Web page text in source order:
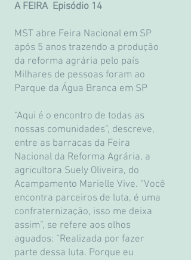
A FEIRA Episódio 14
MST abre Feira Nacional em SP
após 5 anos trazendo a produção
da reforma agrária pelo país
Milhares de pessoas foram ao
Parque da Água Branca em SP
“Aqui é o encontro de todas as
nossas comunidades”, descreve,
entre as barracas da Feira
Nacional da Reforma Agrária, a
agricultora Suely Oliveira, do
Acampamento Marielle Vive. “Você
encontra parceiros de luta, é uma
confraternização, isso me deixa
assim”, se refere aos olhos
aguados: “Realizada por fazer
parte dessa luta. Porque eu